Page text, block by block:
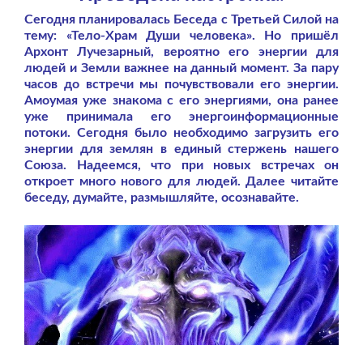
Сегодня планировалась Беседа с Третьей Силой на
тему: «Тело-Храм Души человека». Но пришёл
Архонт Лучезарный, вероятно его энергии для
людей и Земли важнее на данный момент. За пару
часов до встречи мы почувствовали его энергии.
Амоумая уже знакома с его энергиями, она ранее
уже принимала его энергоинформационные
потоки. Сегодня было необходимо загрузить его
энергии для землян в единый стержень нашего
Союза. Надеемся, что при новых встречах он
откроет много нового для людей. Далее читайте
беседу, думайте, размышляйте, осознавайте.